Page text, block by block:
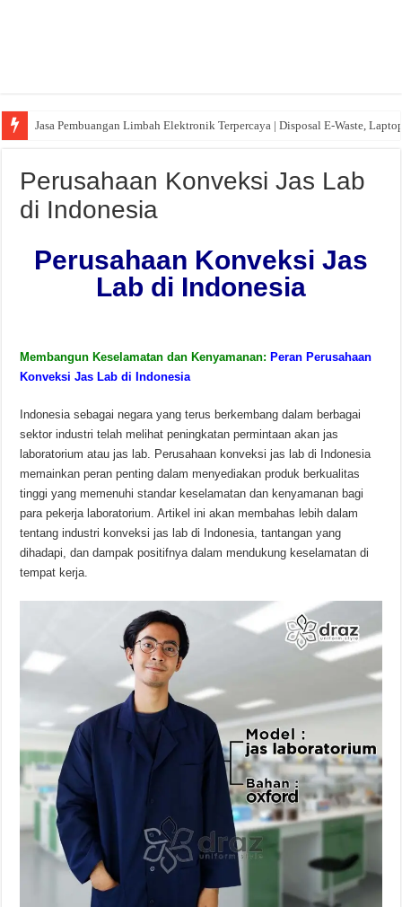
Jasa Pembuangan Limbah Elektronik Terpercaya | Disposal E-Waste,
Perusahaan Konveksi Jas Lab
di Indonesia
Perusahaan Konveksi Jas
Lab di Indonesia
Membangun Keselamatan dan Kenyamanan: Peran Perusahaan
Konveksi Jas Lab di Indonesia
Indonesia sebagai negara yang terus berkembang dalam berbagai
sektor industri telah melihat peningkatan permintaan akan jas
laboratorium atau jas lab. Perusahaan konveksi jas lab di Indonesia
memainkan peran penting dalam menyediakan produk berkualitas
tinggi yang memenuhi standar keselamatan dan kenyamanan bagi
para pekerja laboratorium. Artikel ini akan membahas lebih dalam
tentang industri konveksi jas lab di Indonesia, tantangan yang
dihadapi, dan dampak positifnya dalam mendukung keselamatan di
tempat kerja.